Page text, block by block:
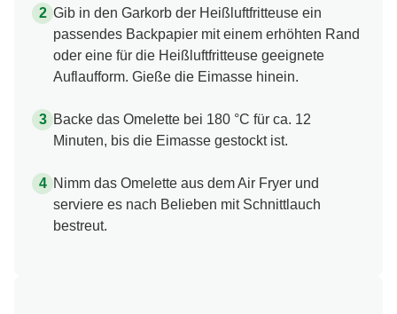
Gib in den Garkorb der Heißluftfritteuse ein
passendes Backpapier mit einem erhöhten Rand
oder eine für die Heißluftfritteuse geeignete
Auflaufform. Gieße die Eimasse hinein.
Backe das Omelette bei 180 °C für ca. 12
Minuten, bis die Eimasse gestockt ist.
Nimm das Omelette aus dem Air Fryer und
serviere es nach Belieben mit Schnittlauch
bestreut.